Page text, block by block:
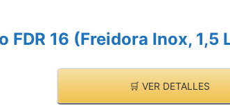
FDR 16 (Freidora Inox, 1,5
🛒 VER DETALLES